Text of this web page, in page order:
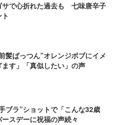
サで心折れた過去も 七味唐辛子
髪ぱっつん”オレンジボブにイメ
す」「真似したい」の声
ブラ”ショットで「こんな32歳
スデーに祝福の声続々